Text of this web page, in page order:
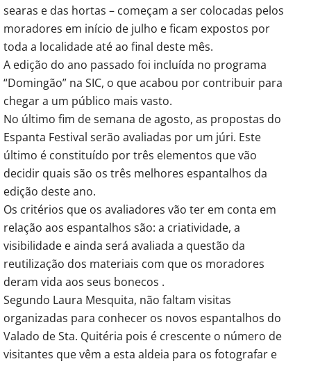
searas e das hortas – começam a ser colocadas pelos
moradores em início de julho e ficam expostos por
toda a localidade até ao final deste mês.
A edição do ano passado foi incluída no programa
“Domingão” na SIC, o que acabou por contribuir para
chegar a um público mais vasto.
No último fim de semana de agosto, as propostas do
Espanta Festival serão avaliadas por um júri. Este
último é constituído por três elementos que vão
decidir quais são os três melhores espantalhos da
edição deste ano.
Os critérios que os avaliadores vão ter em conta em
relação aos espantalhos são: a criatividade, a
visibilidade e ainda será avaliada a questão da
reutilização dos materiais com que os moradores
deram vida aos seus bonecos .
Segundo Laura Mesquita, não faltam visitas
organizadas para conhecer os novos espantalhos do
Valado de Sta. Quitéria pois é crescente o número de
visitantes que vêm a esta aldeia para os fotografar e